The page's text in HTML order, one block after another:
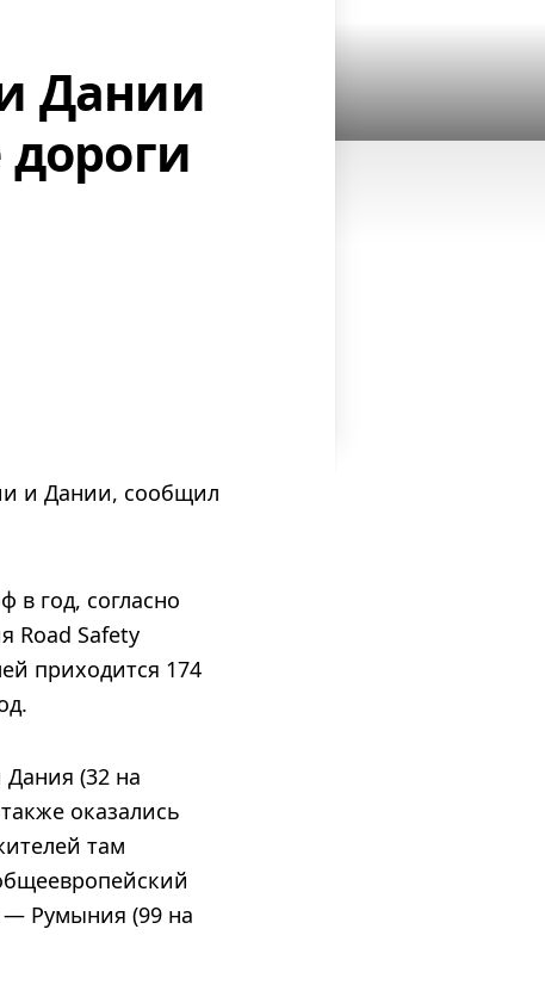
Дании
и Дании, сообщил
в год, согласно
Road Safety
приходится 174
(32 на
оказались
там
— Румыния (99 на